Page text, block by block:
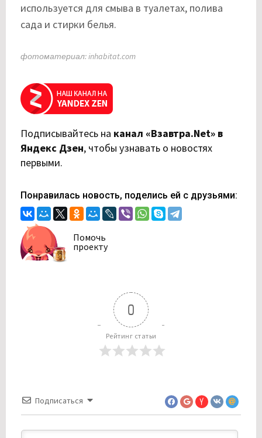
используется для смыва в туалетах, полива
сада и стирки белья.
фотоматериал: inhabitat.com
Подписывайтесь на канал «Взавтра.Net» в
Яндекс Дзен, чтобы узнавать о новостях
первыми.
Понравилась новость, поделись ей с друзьями:
Помочь
проекту
0
Рейтинг статьи
Подписаться